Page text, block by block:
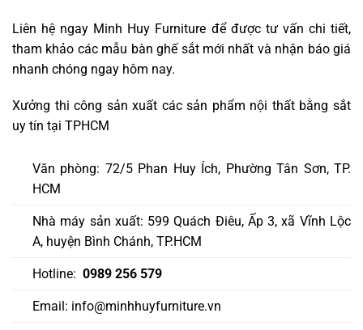
Liên hệ ngay Minh Huy Furniture để được tư vấn chi tiết,
tham khảo các mẫu bàn ghế sắt mới nhất và nhận báo giá
nhanh chóng ngay hôm nay.
Xưởng thi công sản xuất các sản phẩm nội thất bằng sắt
uy tín tại TPHCM
Văn phòng: 72/5 Phan Huy Ích, Phường Tân Sơn, TP.
HCM
Nhà máy sản xuất: 599 Quách Điêu, Ấp 3, xã Vĩnh Lộc
A, huyện Bình Chánh, TP.HCM
Hotline: 0989 256 579
Email: info@minhhuyfurniture.vn